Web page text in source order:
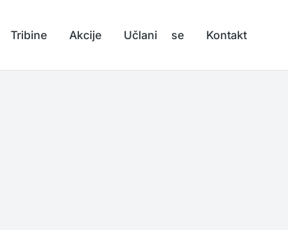
Tribine Akcije Učlani se Kontakt